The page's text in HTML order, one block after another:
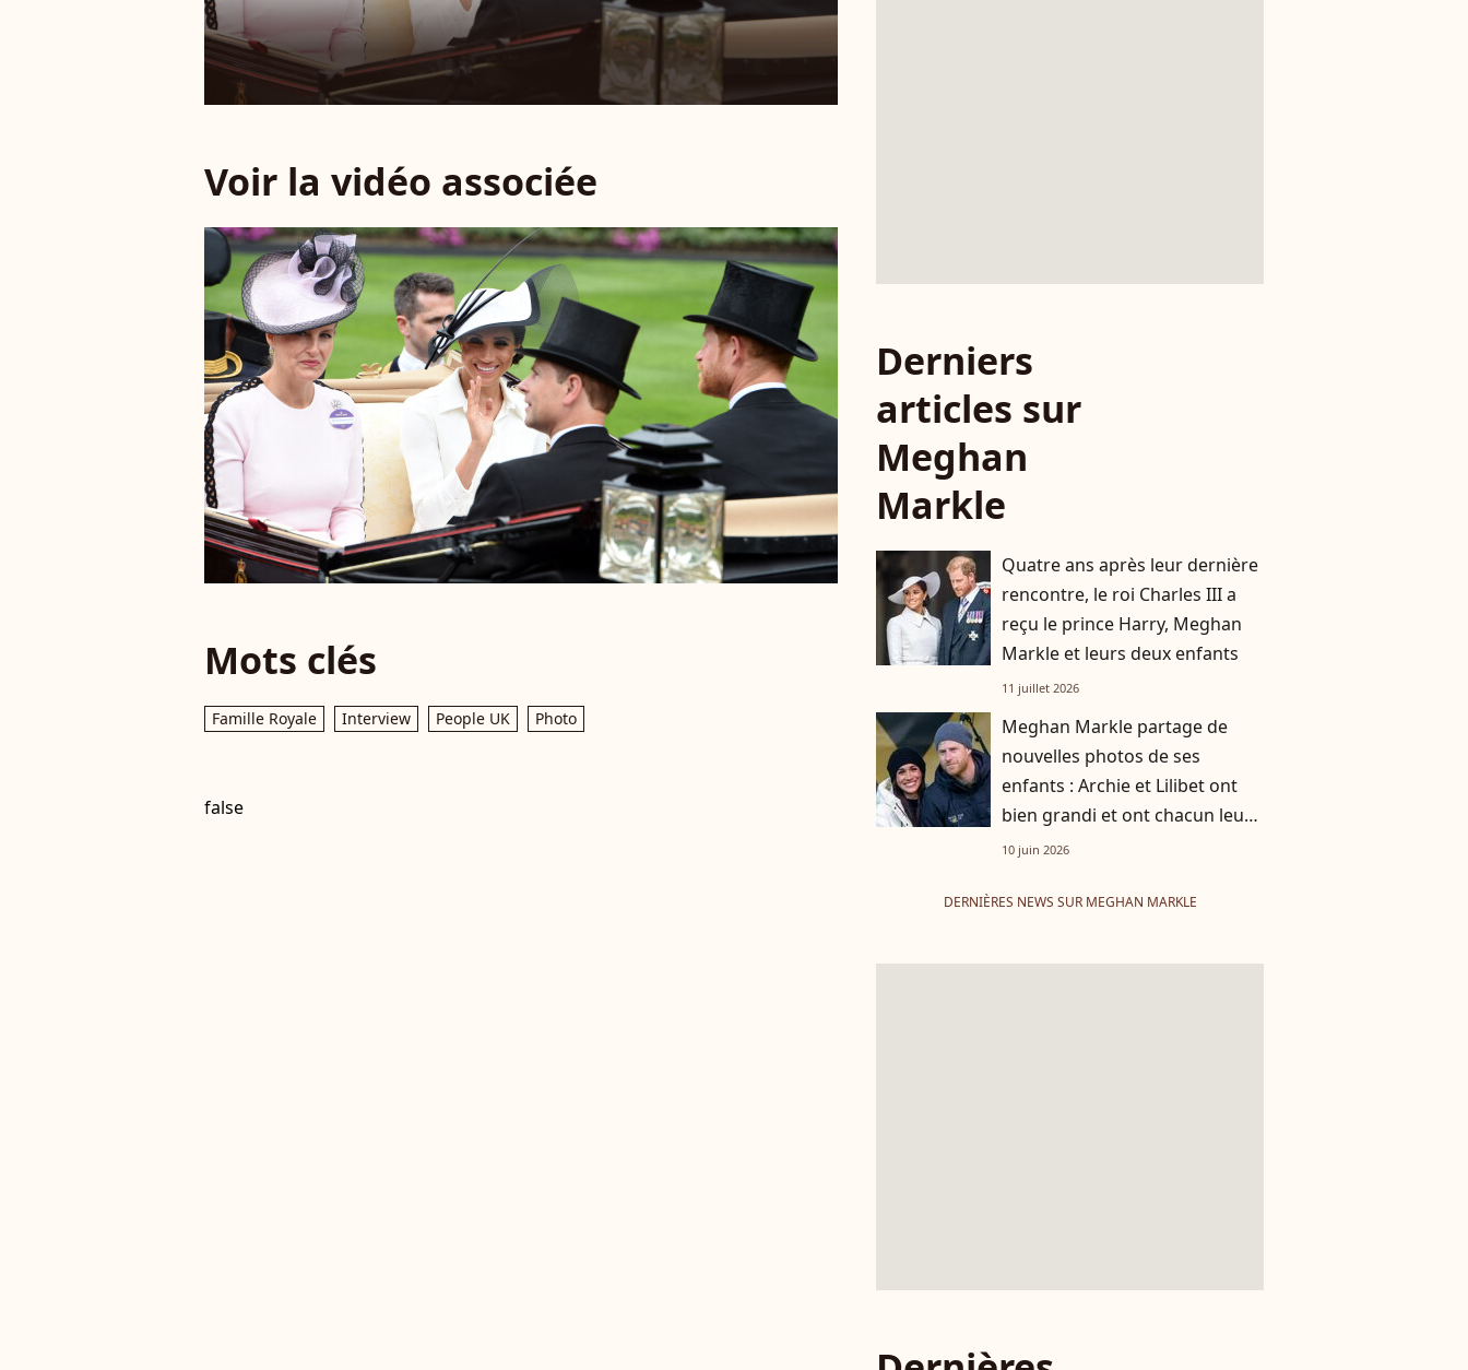
Voir la vidéo associée
Mots clés
Famille Royale Interview People UK Photo
false
Derniers
articles sur
Meghan
Markle
Quatre ans après leur dernière
rencontre, le roi Charles III a
reçu le prince Harry, Meghan
Markle et leurs deux enfants
11 juillet 2026
Meghan Markle partage de
nouvelles photos de ses
enfants : Archie et Lilibet ont
bien grandi et ont chacun leur
passion
10 juin 2026
DERNIÈRES NEWS SUR MEGHAN MARKLE